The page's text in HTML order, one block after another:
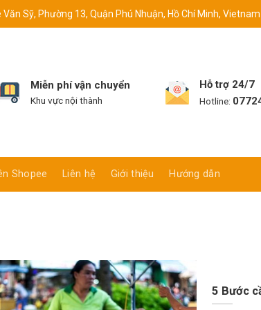
Sỹ, Phường 13, Quận Phú Nhuận, Hồ Chí Minh, Vietnam
Miễn phí vận chuyển
Khu vực nội thành
Hỗ trợ 24/7
Hotline:
Shopee Liên hệ Giới thiệu Hướng dẫn
5 Bước